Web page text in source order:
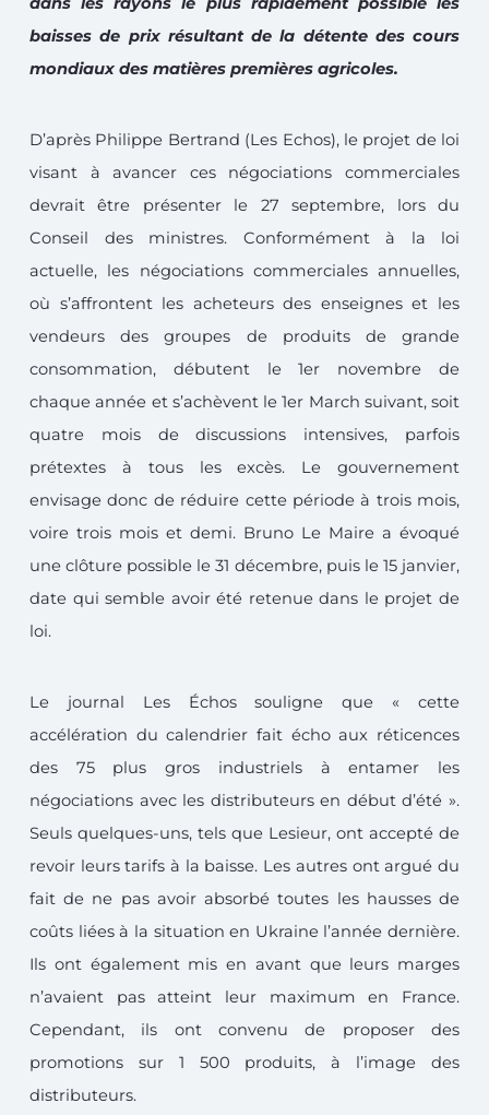
baisses de prix résultant de la détente des cours
mondiaux des matières premières agricoles.
D’après Philippe Bertrand (Les Echos), le projet de loi
visant à avancer ces négociations commerciales
devrait être présenter le 27 septembre, lors du
Conseil des ministres. Conformément à la loi
actuelle, les négociations commerciales annuelles,
où s’affrontent les acheteurs des enseignes et les
vendeurs des groupes de produits de grande
consommation, débutent le 1er novembre de
chaque année et s’achèvent le 1er March suivant, soit
quatre mois de discussions intensives, parfois
prétextes à tous les excès. Le gouvernement
envisage donc de réduire cette période à trois mois,
voire trois mois et demi. Bruno Le Maire a évoqué
une clôture possible le 31 décembre, puis le 15 janvier,
date qui semble avoir été retenue dans le projet de
loi.
Le journal Les Échos souligne que « cette
accélération du calendrier fait écho aux réticences
des 75 plus gros industriels à entamer les
négociations avec les distributeurs en début d’été ».
Seuls quelques-uns, tels que Lesieur, ont accepté de
revoir leurs tarifs à la baisse. Les autres ont argué du
fait de ne pas avoir absorbé toutes les hausses de
coûts liées à la situation en Ukraine l’année dernière.
Ils ont également mis en avant que leurs marges
n’avaient pas atteint leur maximum en France.
Cependant, ils ont convenu de proposer des
promotions sur 1 500 produits, à l’image des
distributeurs.